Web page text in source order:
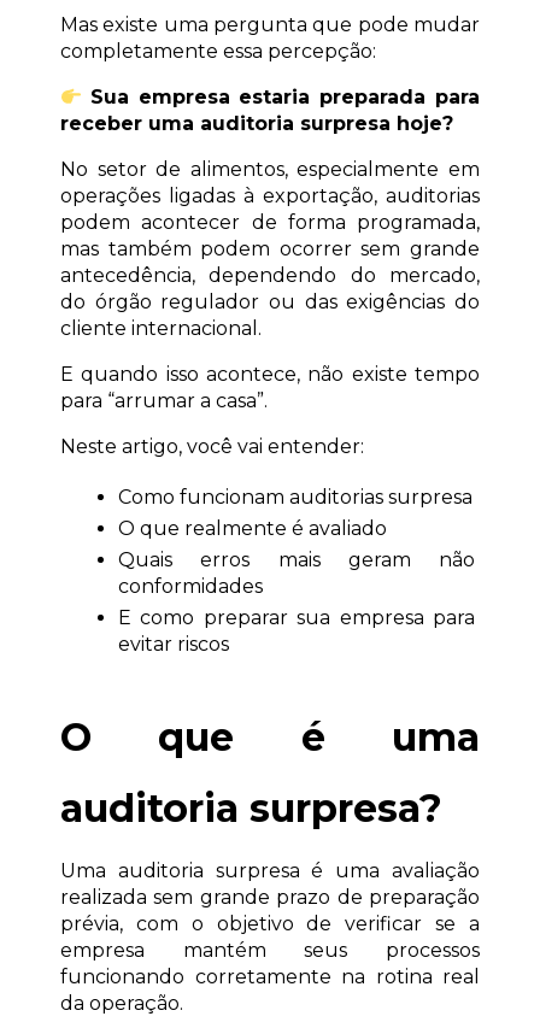
Mas existe uma pergunta que pode mudar
completamente essa percepção:
Sua empresa estaria preparada para
receber uma auditoria surpresa hoje?
No setor de alimentos, especialmente em
operações ligadas à exportação, auditorias
podem acontecer de forma programada,
mas também podem ocorrer sem grande
antecedência, dependendo do mercado,
do órgão regulador ou das exigências do
cliente internacional.
E quando isso acontece, não existe tempo
para “arrumar a casa”.
Neste artigo, você vai entender:
Como funcionam auditorias surpresa
O que realmente é avaliado
Quais erros mais geram não
conformidades
E como preparar sua empresa para
evitar riscos
O que é uma
auditoria surpresa?
Uma auditoria surpresa é uma avaliação
realizada sem grande prazo de preparação
prévia, com o objetivo de verificar se a
empresa mantém seus processos
funcionando corretamente na rotina real
da operação.